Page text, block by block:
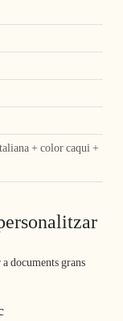
+ color caqui +